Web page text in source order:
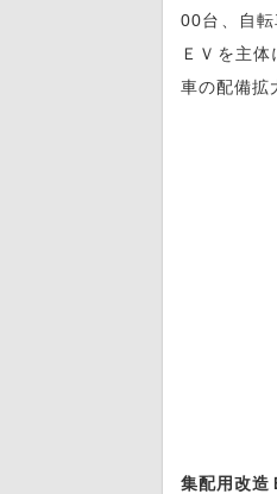
00台、自
ＥＶを主
車の配備拡
集配用改造